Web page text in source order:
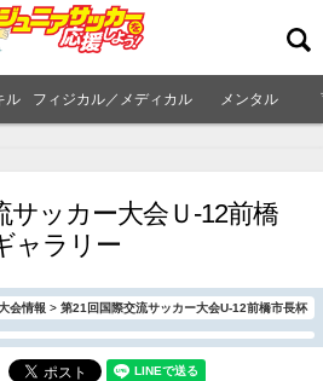
ル フィジカル／メディカル メンタル
サッカー大会Ｕ-12前橋
ャラリー
会情報 > 第21回国際交流サッカー大会U-12前橋市長杯